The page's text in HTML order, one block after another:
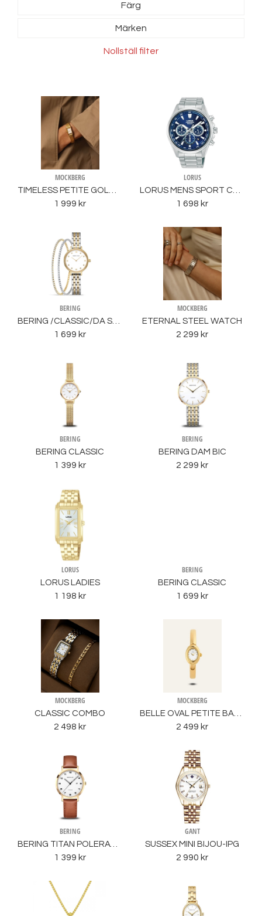
Färg
Märken
Nollställ filter
MOCKBERG
TIMELESS PETITE GOLD WATCH
1 999 kr
LORUS
LORUS MENS SPORT CRONO
1 698 kr
BERING
BERING /CLASSIC/DA SET
1 699 kr
MOCKBERG
ETERNAL STEEL WATCH
2 299 kr
BERING
BERING CLASSIC
1 399 kr
BERING
BERING DAM BIC
2 299 kr
LORUS
LORUS LADIES
1 198 kr
BERING
BERING CLASSIC
1 699 kr
MOCKBERG
CLASSIC COMBO
2 498 kr
MOCKBERG
BELLE OVAL PETITE BANGLE WATCH
2 499 kr
BERING
BERING TITAN POLERAT/ GULD
1 399 kr
GANT
SUSSEX MINI BIJOU-IPG
2 990 kr